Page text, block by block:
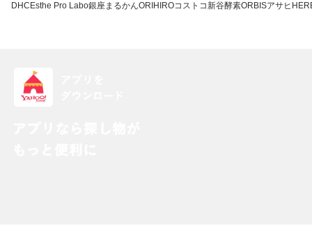
DHC Esthe Pro Labo銀座まるかんORIHIROコストコ新谷酵素ORBISアサヒ